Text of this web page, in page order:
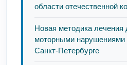
области отечественной
Новая методика лечения
моторными нарушениями
Санкт-Петербурге